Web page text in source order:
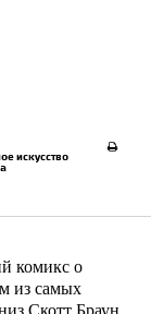
искусство
комикс о
из самых